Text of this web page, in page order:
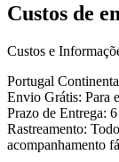
Custos de
Custos e
Portugal
Envio Grátis: Para
Prazo de Entrega:
Rastreamento:
acompanhamento